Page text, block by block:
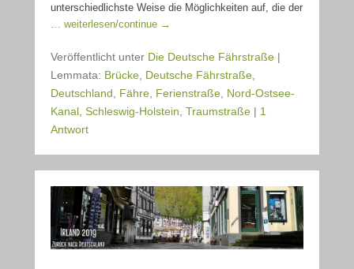
unterschiedlichste Weise die Möglichkeiten auf, die der
… weiterlesen/continue →
Veröffentlicht unter Die Deutsche Fährstraße |
Lemmata: Brücke Deutsche Fährstraße
Deutschland
Fähre Ferienstraße Nord-Ostsee-
Kanal Schleswig-Holstein Traumstraße | 1
Antwort